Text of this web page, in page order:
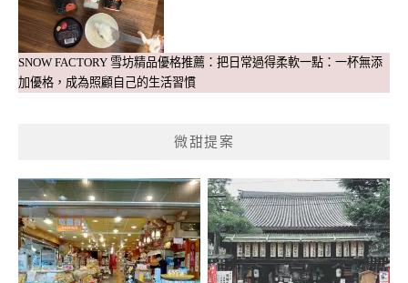
SNOW FACTORY 雪坊精品優格推薦：把日常過得柔軟一點：一杯無添
加優格，成為照顧自己的生活習慣
微甜提案